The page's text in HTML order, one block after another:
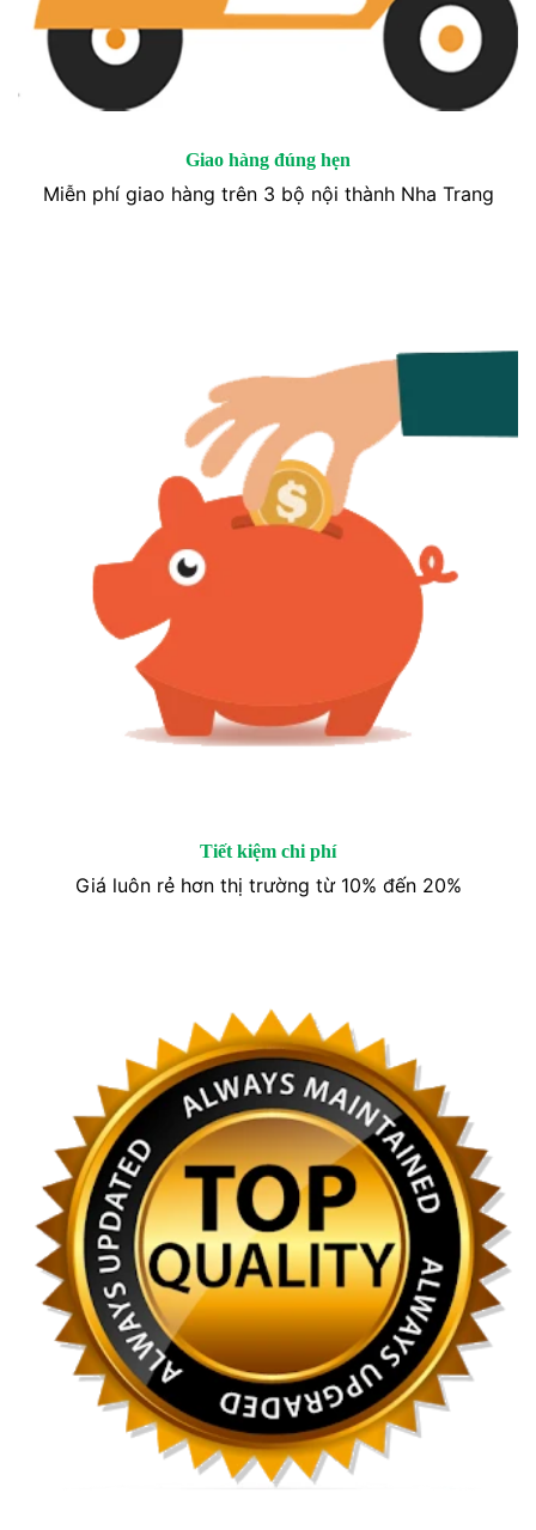
Giao hàng đúng hẹn
Miễn phí giao hàng trên 3 bộ nội thành Nha Trang
Tiết kiệm chi phí
Giá luôn rẻ hơn thị trường từ 10% đến 20%